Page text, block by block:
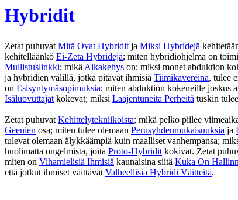
Hybridit
Zetat puhuvatMitä Ovat Hybriditja Miksi Hybridejä
kehitelläänkö Ei-Zeta Hybridejä; miten hybridiohjelma on
Mullistuslinkki; mikäAikakehys on; miksi monet abduktion
ja hybridien välillä, jotka pitävät ihmisiä Tiimikavereina, tulee
on Esisyntymäsopimuksia; miten abduktion kokeneille joskus
Isäluovuttajatkokevat; miksi Laajentuneita Perheitä tuskin
Zetat puhuvatKehittelytekniikoista; mikä pelko piilee
Geenien osa; miten tulee olemaan Perusyhdenmukaisuuksia ja
tulevat olemaan älykkäämpiä kuin maalliset vanhempansa;
huolimatta ongelmista, joita Proto-Hybriditkokivat. Zetat
miten on Vihamielisiä Ihmisiä kaunaisina siitä Kuka On
että jotkut ihmiset väittävätValheellisia Hybridi Väitteitä.